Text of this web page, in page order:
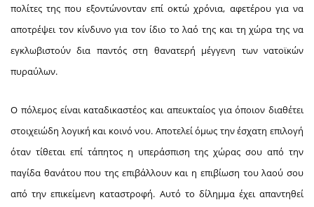
πολίτες της που εξοντώνονταν επί οκτώ χρόνια, αφετέρου για να
αποτρέψει τον κίνδυνο για τον ίδιο το λαό της και τη χώρα της να
εγκλωβιστούν δια παντός στη θανατερή μέγγενη των νατοϊκών
πυραύλων.
Ο πόλεμος είναι καταδικαστέος και απευκταίος για όποιον διαθέτει
στοιχειώδη λογική και κοινό νου. Αποτελεί όμως την έσχατη επιλογή
όταν τίθεται επί τάπητος η υπεράσπιση της χώρας σου από την
παγίδα θανάτου που της επιβάλλουν και η επιβίωση του λαού σου
από την επικείμενη καταστροφή. Αυτό το δίλημμα έχει απαντηθεί